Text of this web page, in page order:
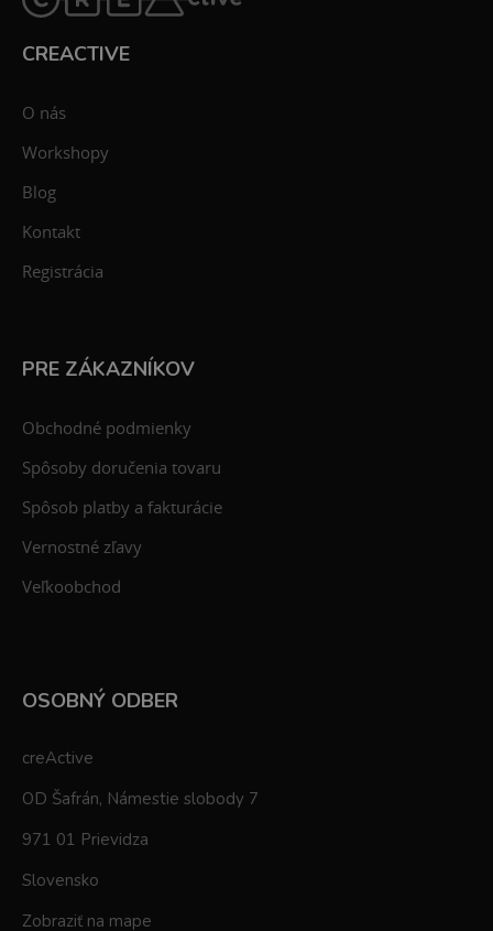
CREACTIVE
O nás
Workshopy
Blog
Kontakt
Registrácia
PRE ZÁKAZNÍKOV
Obchodné podmienky
Spôsoby doručenia tovaru
Spôsob platby a fakturácie
Vernostné zľavy
Veľkoobchod
OSOBNÝ ODBER
creActive
OD Šafrán, Námestie slobody 7
971 01 Prievidza
Slovensko
Zobraziť na mape